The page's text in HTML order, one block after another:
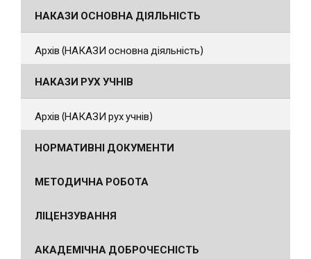
НАКАЗИ ОСНОВНА ДІЯЛЬНІСТЬ
Архів (НАКАЗИ основна діяльність)
НАКАЗИ РУХ УЧНІВ
Архів (НАКАЗИ рух учнів)
НОРМАТИВНІ ДОКУМЕНТИ
МЕТОДИЧНА РОБОТА
ЛІЦЕНЗУВАННЯ
АКАДЕМІЧНА ДОБРОЧЕСНІСТЬ